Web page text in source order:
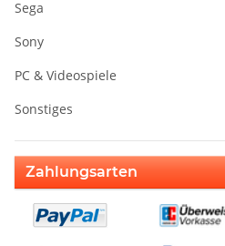
Sega
Sony
PC & Videospiele
Sonstiges
Zahlungsarten